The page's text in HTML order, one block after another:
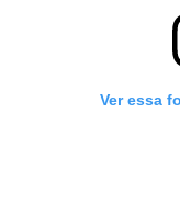
Ver essa